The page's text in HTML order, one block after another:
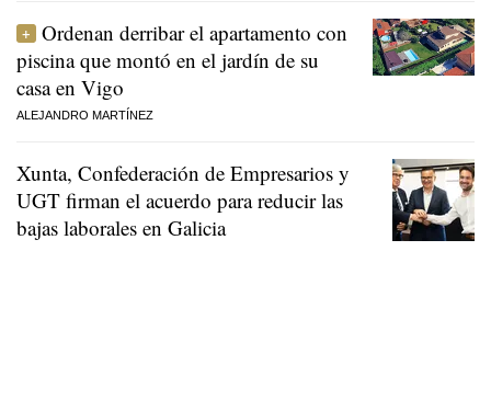
Ordenan derribar el apartamento con
piscina que montó en el jardín de su
casa en Vigo
ALEJANDRO MARTÍNEZ
Xunta, Confederación de Empresarios y
UGT firman el acuerdo para reducir las
bajas laborales en Galicia